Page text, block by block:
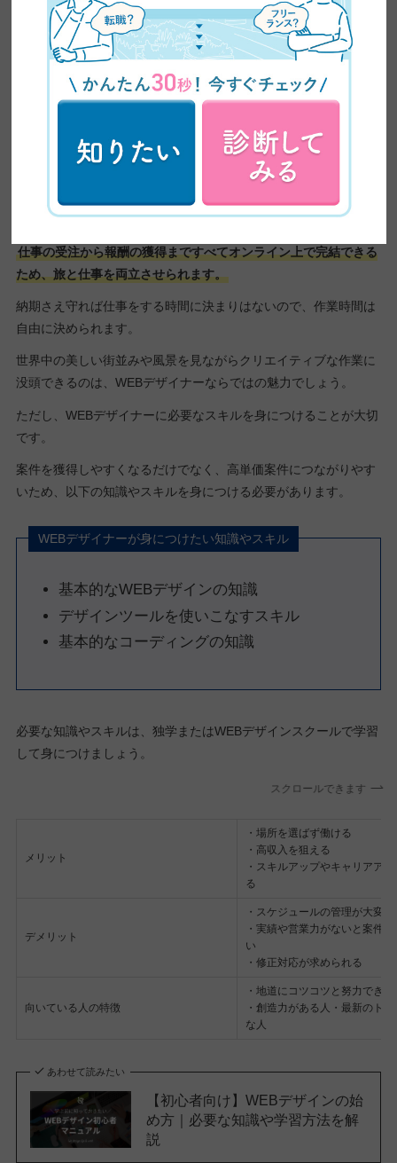
WEBデザイナーが作るもの
WEBサイト
キャンペーンサイト
バナー
ランディングページ
仕事の受注から報酬の獲得まですべてオンライン上で完結できる
ため、旅と仕事を両立させられます。
納期さえ守れば仕事をする時間に決まりはないので、作業時間は
自由に決められます。
世界中の美しい街並みや風景を見ながらクリエイティブな作業に
没頭できるのは、WEBデザイナーならではの魅力でしょう。
ただし、WEBデザイナーに必要なスキルを身につけることが大切
です。
案件を獲得しやすくなるだけでなく、高単価案件につながりやす
いため、以下の知識やスキルを身につける必要があります。
WEBデザイナーが身につけたい知識やスキル
基本的なWEBデザインの知識
デザインツールを使いこなすスキル
基本的なコーディングの知識
必要な知識やスキルは、独学またはWEBデザインスクールで学習
して身につけましょう。
スクロールできます
メリット
・場所を選ばず働ける
・高収入を狙える
・スキルアップやキャリアア
る
デメリット
・スケジュールの管理が大変
・実績や営業力がないと案件
い
・修正対応が求められる
向いている人の特徴
・地道にコツコツと努力できる
・創造力がある人・最新のト
な人
あわせて読みたい
【初心者向け】WEBデザインの始
め方｜必要な知識や学習方法を解
説